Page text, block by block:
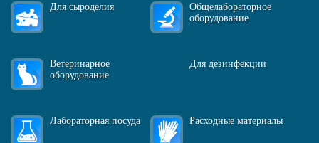
Для сыроделия
Общелабораторное
оборудование
Ветеринарное
оборудование
Для дезинфекции
Лабораторная посуда Расходные материалы